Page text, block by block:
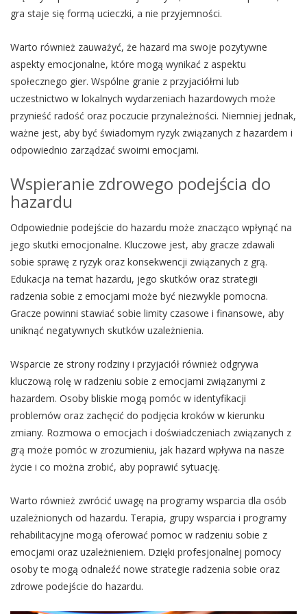
gra staje się formą ucieczki, a nie przyjemności.
Warto również zauważyć, że hazard ma swoje pozytywne
aspekty emocjonalne, które mogą wynikać z aspektu
społecznego gier. Wspólne granie z przyjaciółmi lub
uczestnictwo w lokalnych wydarzeniach hazardowych może
przynieść radość oraz poczucie przynależności. Niemniej jednak,
ważne jest, aby być świadomym ryzyk związanych z hazardem i
odpowiednio zarządzać swoimi emocjami.
Wspieranie zdrowego podejścia do
hazardu
Odpowiednie podejście do hazardu może znacząco wpłynąć na
jego skutki emocjonalne. Kluczowe jest, aby gracze zdawali
sobie sprawę z ryzyk oraz konsekwencji związanych z grą.
Edukacja na temat hazardu, jego skutków oraz strategii
radzenia sobie z emocjami może być niezwykle pomocna.
Gracze powinni stawiać sobie limity czasowe i finansowe, aby
uniknąć negatywnych skutków uzależnienia.
Wsparcie ze strony rodziny i przyjaciół również odgrywa
kluczową rolę w radzeniu sobie z emocjami związanymi z
hazardem. Osoby bliskie mogą pomóc w identyfikacji
problemów oraz zachęcić do podjęcia kroków w kierunku
zmiany. Rozmowa o emocjach i doświadczeniach związanych z
grą może pomóc w zrozumieniu, jak hazard wpływa na nasze
życie i co można zrobić, aby poprawić sytuację.
Warto również zwrócić uwagę na programy wsparcia dla osób
uzależnionych od hazardu. Terapia, grupy wsparcia i programy
rehabilitacyjne mogą oferować pomoc w radzeniu sobie z
emocjami oraz uzależnieniem. Dzięki profesjonalnej pomocy
osoby te mogą odnaleźć nowe strategie radzenia sobie oraz
zdrowe podejście do hazardu.